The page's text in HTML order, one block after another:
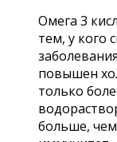
Омега 3
тем, у кого
повышен
только
больше,